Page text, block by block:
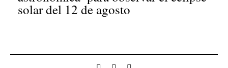
solar del 12 de agosto